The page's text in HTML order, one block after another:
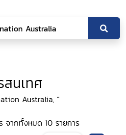
นเทศ
Australia, ”
จากทั้งหมด 10 รายการ